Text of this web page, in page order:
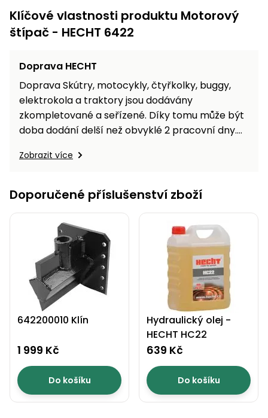
Klíčové vlastnosti produktu Motorový
štípač - HECHT 6422
Doprava HECHT
Doprava Skútry, motocykly, čtyřkolky, buggy,
elektrokola a traktory jsou dodávány
zkompletované a seřízené. Díky tomu může být
doba dodání delší než obvyklé 2 pracovní dny.
zasílat běžnou balíkovou kurýrní službou,
způsob dopravy je proto realizovatelný pouze:
Rezervace na prodejně HECHTNa prodejně vám
prodejní…
Zobrazit více
Doporučené příslušenství zboží
642200010 Klín
1 999 Kč
Do košíku
Hydraulický olej -
HECHT HC22
639 Kč
Do košíku